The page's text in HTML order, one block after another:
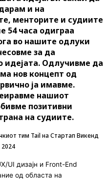
и на
менторите и судиите
54 часа одиграа
во нашите одлуки
за да
идејата. Одлучивме да
нов концепт од
ја имавме.
нашиот
позитивни
на судиите.
тим Tail на Стартап Викенд
UI дизајн и Front-End
од областа на